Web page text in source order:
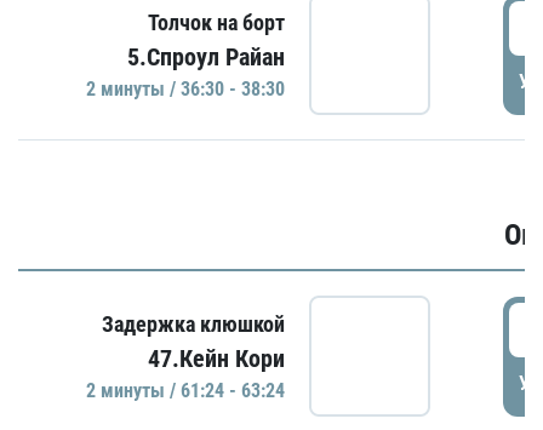
Толчок на борт
5.Спроул Райан
2 минуты / 36:30 - 38:30
Задержка клюшкой
47.Кейн Кори
2 минуты / 61:24 - 63:24